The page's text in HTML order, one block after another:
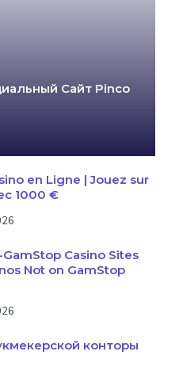
Сайт Pinco
en Ligne | Jouez sur
1000 €
Casino Sites
Not on GamStop
конторы